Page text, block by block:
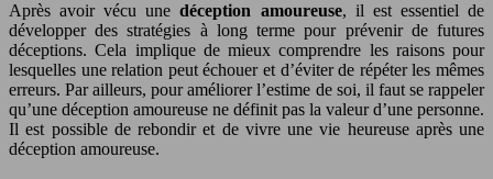
Après avoir vécu unedéception amoureuse, il est essentiel de
développer des stratégies à long terme pour prévenir de futures
déceptions. Cela implique de mieux comprendre les raisons pour
lesquelles une relation peut échouer et d’éviter de répéter les mêmes
erreurs. Par ailleurs, pour améliorer l’estime de soi, il faut se rappeler
qu’une déception amoureuse ne définit pas la valeur d’une personne.
Il est possible de rebondir et de vivre une vie heureuse après une
déception amoureuse.